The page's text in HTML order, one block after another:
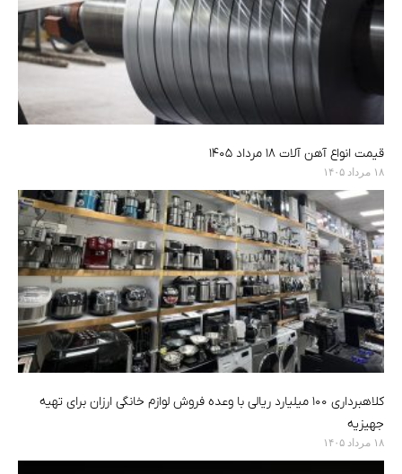
قیمت انواع آهن آلات ۱۸ مرداد ۱۴۰۵
۱۸ مرداد ۱۴۰۵
کلاهبرداری ۱۰۰ میلیارد ریالی با وعده فروش لوازم خانگی ارزان برای تهیه
جهیزیه
۱۸ مرداد ۱۴۰۵